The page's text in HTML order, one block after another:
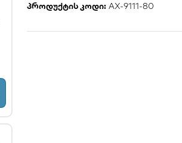
პროდუქტის კოდი: AX-9111-80